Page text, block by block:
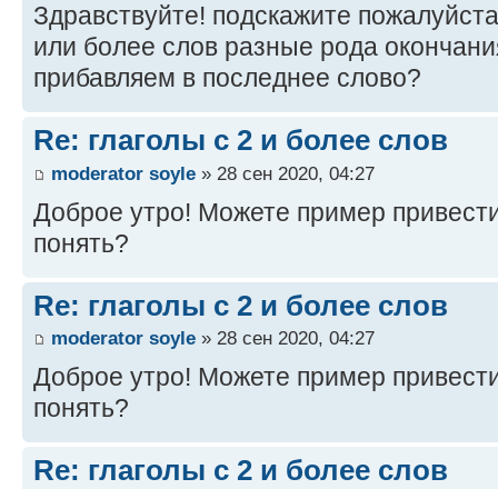
Здравствуйте! подскажите
или более слов разные рода
прибавляем в последнее слово?
Re: глаголы с 2 и более слов
moderator soyle » 28 сен 2020, 04:27
Доброе утро! Можете пример
понять?
Re: глаголы с 2 и более слов
moderator soyle » 28 сен 2020, 04:27
Доброе утро! Можете пример
понять?
Re: глаголы с 2 и более слов